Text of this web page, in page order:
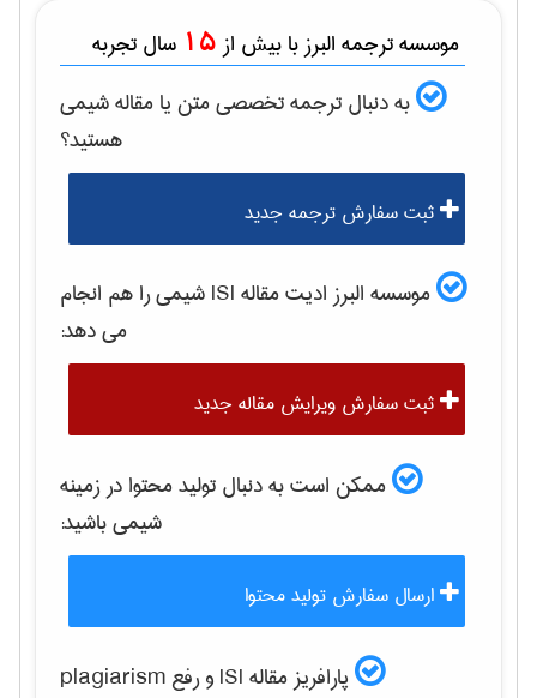
موسسه ترجمه البرز با بیش از 15 سال تجربه
به دنبال ترجمه تخصصی متن یا مقالهشيمی
هستید؟
ثبت سفارش ترجمه جدید
موسسه البرز ادیت مقاله ISI شيمیرا هم انجام
می دهد:
ثبت سفارش ویرایش مقاله جدید
ممکن است به دنبال تولید محتوا در زمینه
شيمیباشید:
ارسال سفارش تولید محتوا
پارافریز مقاله ISI و رفع plagiarism